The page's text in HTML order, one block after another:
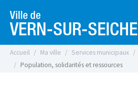
Ville de
VERN-SUR-SEICHE
Accueil Ma ville Services municipaux
Population, solidarités et ressources